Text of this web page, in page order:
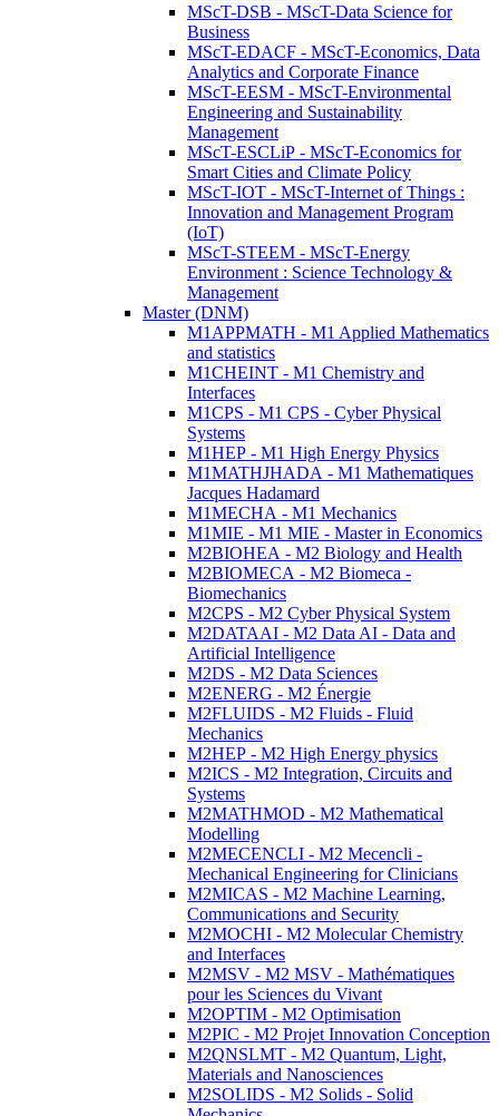
MScT-DSB - MScT-Data Science for
Business
MScT-EDACF - MScT-Economics, Data
Analytics and Corporate Finance
MScT-EESM - MScT-Environmental
Engineering and Sustainability
Management
MScT-ESCLiP - MScT-Economics for
Smart Cities and Climate Policy
MScT-IOT - MScT-Internet of Things :
Innovation and Management Program
(IoT)
MScT-STEEM - MScT-Energy
Environment : Science Technology &
Management
Master (DNM)
M1APPMATH - M1 Applied Mathematics
and statistics
M1CHEINT - M1 Chemistry and
Interfaces
M1CPS - M1 CPS - Cyber Physical
Systems
M1HEP - M1 High Energy Physics
M1MATHJHADA - M1 Mathematiques
Jacques Hadamard
M1MECHA - M1 Mechanics
M1MIE - M1 MIE - Master in Economics
M2BIOHEA - M2 Biology and Health
M2BIOMECA - M2 Biomeca -
Biomechanics
M2CPS - M2 Cyber Physical System
M2DATAAI - M2 Data AI - Data and
Artificial Intelligence
M2DS - M2 Data Sciences
M2ENERG - M2 Énergie
M2FLUIDS - M2 Fluids - Fluid
Mechanics
M2HEP - M2 High Energy physics
M2ICS - M2 Integration, Circuits and
Systems
M2MATHMOD - M2 Mathematical
Modelling
M2MECENCLI - M2 Mecencli -
Mechanical Engineering for Clinicians
M2MICAS - M2 Machine Learning,
Communications and Security
M2MOCHI - M2 Molecular Chemistry
and Interfaces
M2MSV - M2 MSV - Mathématiques
pour les Sciences du Vivant
M2OPTIM - M2 Optimisation
M2PIC - M2 Projet Innovation Conception
M2QNSLMT - M2 Quantum, Light,
Materials and Nanosciences
M2SOLIDS - M2 Solids - Solid